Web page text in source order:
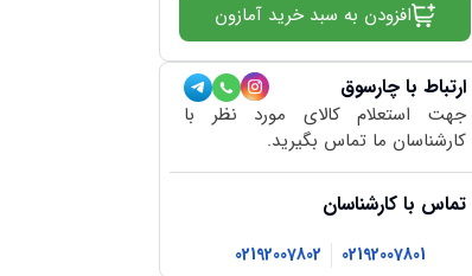
افزودن به سبد خرید آمازون
ارتباط با چارسوق
جهت استعلام کالای مورد نظر با
کارشناسان ما تماس بگیرید.
تماس با کارشناسان
02192007801
02192007802